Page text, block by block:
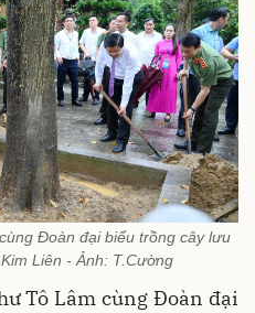
Đoàn đại biểu trồng cây lưu
Liên - Ảnh: T.Cường
Tô Lâm cùng Đoàn đại